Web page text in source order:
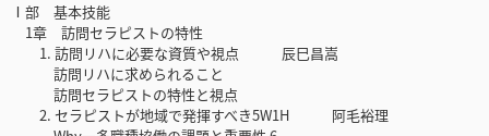
Ⅰ部 基本技能
1章 訪問セラピストの特性
1. 訪問リハに必要な資質や視点 辰巳昌嵩
訪問リハに求められること
訪問セラピストの特性と視点
2. セラピストが地域で発揮すべき5W1H 阿毛裕理